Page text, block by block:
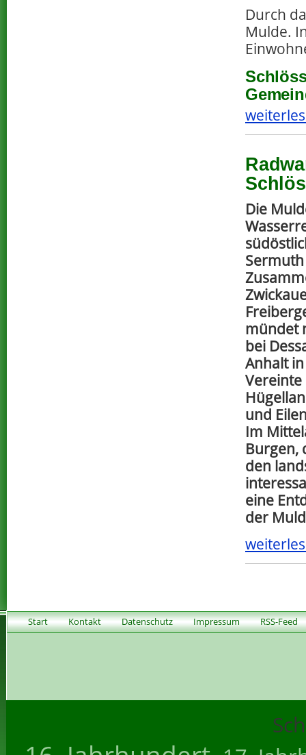
Durch
Mulde.
Die
mündet
bei
Anhalt
Vereinte
und
Im
Burgen,
den
eine
der
Start Kontakt Datenschutz Impressum RSS-Feed